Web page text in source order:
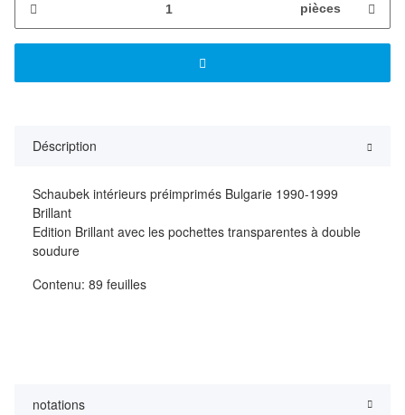
pièces
Déscription
Schaubek intérieurs préimprimés Bulgarie 1990-1999
Brillant
Edition Brillant avec les pochettes transparentes à double
soudure
Contenu: 89 feuilles
notations